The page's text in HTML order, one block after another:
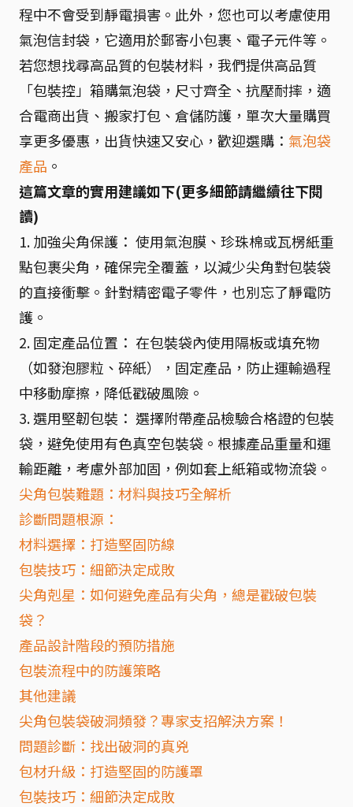
程中不會受到靜電損害。此外，您也可以考慮使用
氣泡信封袋，它適用於郵寄小包裹、電子元件等。
若您想找尋高品質的包裝材料，我們提供高品質
「包裝控」箱購氣泡袋，尺寸齊全、抗壓耐摔，適
合電商出貨、搬家打包、倉儲防護，單次大量購買
享更多優惠，出貨快速又安心，歡迎選購： 氣泡袋
產品 。
這篇文章的實用建議如下(更多細節請繼續往下閱
讀)
1. 加強尖角保護： 使用氣泡膜、珍珠棉或瓦楞紙重
點包裹尖角，確保完全覆蓋，以減少尖角對包裝袋
的直接衝擊。針對精密電子零件，也別忘了靜電防
護。
2. 固定產品位置： 在包裝袋內使用隔板或填充物
（如發泡膠粒、碎紙），固定產品，防止運輸過程
中移動摩擦，降低戳破風險。
3. 選用堅韌包裝： 選擇附帶產品檢驗合格證的包裝
袋，避免使用有色真空包裝袋。根據產品重量和運
輸距離，考慮外部加固，例如套上紙箱或物流袋。
尖角包裝難題：材料與技巧全解析
診斷問題根源：
材料選擇：打造堅固防線
包裝技巧：細節決定成敗
尖角剋星：如何避免產品有尖角，總是戳破包裝
袋？
產品設計階段的預防措施
包裝流程中的防護策略
其他建議
尖角包裝袋破洞頻發？專家支招解決方案！
問題診斷：找出破洞的真兇
包材升級：打造堅固的防護罩
包裝技巧：細節決定成敗